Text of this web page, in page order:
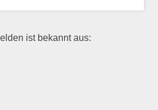
ist bekannt aus: